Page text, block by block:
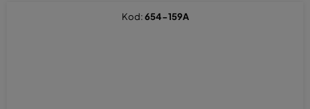
Kod:654-159A